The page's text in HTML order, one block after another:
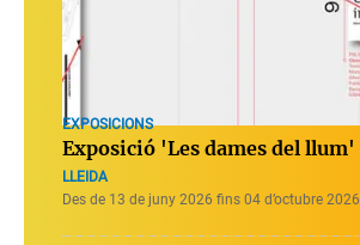
EXPOSICIONS
Exposició 'Les dames del llum'
LLEIDA
Des de 13 de juny 2026 fins 04 d’octubre 2026